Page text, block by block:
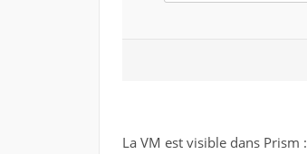
La VM est visible dans Prism :